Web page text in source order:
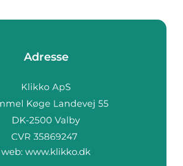
Adresse
web: www.klikko.dk